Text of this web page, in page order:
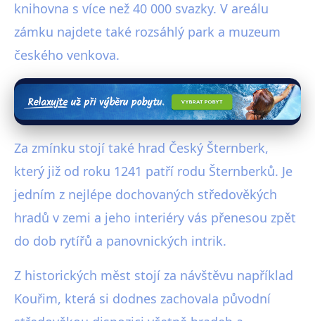
knihovna s více než 40 000 svazky. V areálu
zámku najdete také rozsáhlý park a muzeum
českého venkova.
Za zmínku stojí také hrad Český Šternberk,
který již od roku 1241 patří rodu Šternberků. Je
jedním z nejlépe dochovaných středověkých
hradů v zemi a jeho interiéry vás přenesou zpět
do dob rytířů a panovnických intrik.
Z historických měst stojí za návštěvu například
Kouřim, která si dodnes zachovala původní